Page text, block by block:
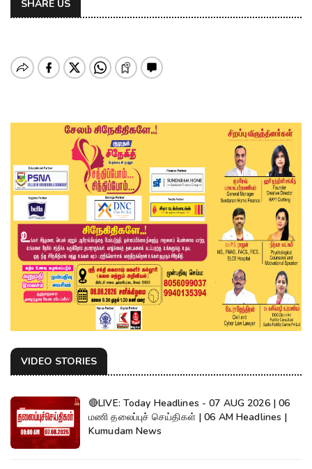
SHARE US
VIDEO STORIES
🔴LIVE: Today Headlines - 07 AUG 2026 | 06
மணி தலைப்புச் செய்திகள் | 06 AM Headlines |
Kumudam News